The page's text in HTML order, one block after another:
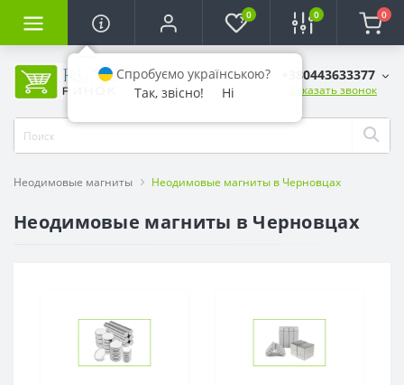
0 0 0
+380443633377
Заказать звонок
Неодимовые магниты Неодимовые магниты в Черновцах
Неодимовые магниты в Черновцах
Спробуємо українською?
Так, звісно!
Ні